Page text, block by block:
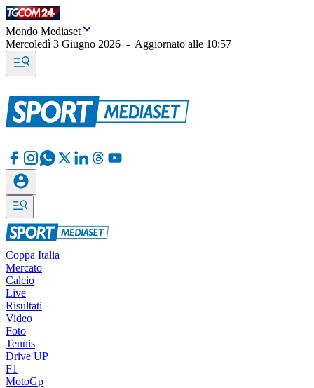
Mondo Mediaset
Mercoledì 3 Giugno 2026 - Aggiornato alle 10:57
Coppa Italia
Mercato
Calcio
Live
Risultati
Video
Foto
Tennis
Drive UP
F1
MotoGp